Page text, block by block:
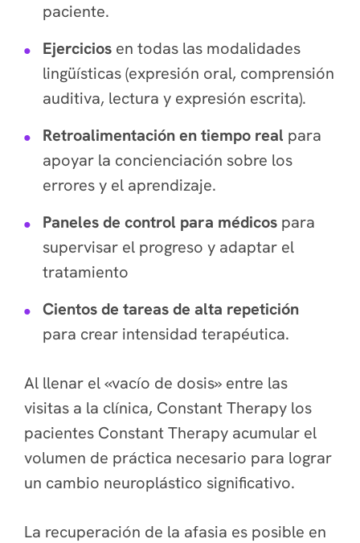
paciente.
Ejercicios en todas las modalidades
lingüísticas (expresión oral, comprensión
auditiva, lectura y expresión escrita).
Retroalimentación en tiempo real para
apoyar la concienciación sobre los
errores y el aprendizaje.
Paneles de control para médicos para
supervisar el progreso y adaptar el
tratamiento
Cientos de tareas de alta repetición
para crear intensidad terapéutica.
Al llenar el «vacío de dosis» entre las
visitas a la clínica, Constant Therapy los
pacientes Constant Therapy acumular el
volumen de práctica necesario para lograr
un cambio neuroplástico significativo.
La recuperación de la afasia es posible en